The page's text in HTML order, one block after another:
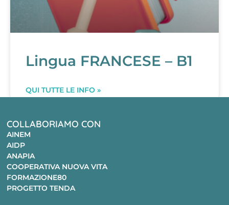
Lingua FRANCESE – B1
QUI TUTTE LE INFO »
COLLABORIAMO CON
AINEM
AIDP
ANAPIA
COOPERATIVA NUOVA VITA
FORMAZIONE80
PROGETTO TENDA